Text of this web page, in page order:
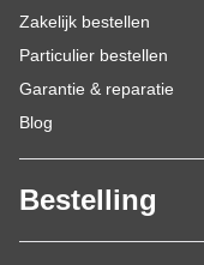
Zakelijk bestellen
Particulier bestellen
Garantie & reparatie
Blog
Bestelling